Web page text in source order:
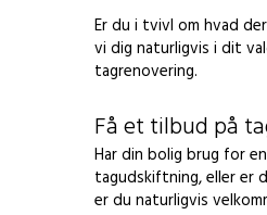
Er du i tvivl om hvad
vi dig naturligvis i dit
tagrenovering.
Få et tilbud på
​Har din bolig brug for
tagudskiftning, eller er
er du naturligvis